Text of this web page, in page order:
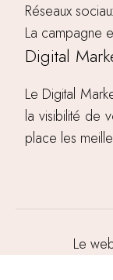
Réseaux
La campagne
Digital
Le Digital
la visibilité de
place les
Le